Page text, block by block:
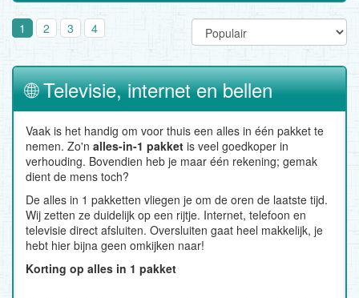
1 2 3 4
🌐 Televisie, internet en bellen
Vaak is het handig om voor thuis een alles in één pakket te
nemen. Zo'n alles-in-1 pakket is veel goedkoper in
verhouding. Bovendien heb je maar één rekening; gemak
dient de mens toch?
De alles in 1 pakketten vliegen je om de oren de laatste tijd.
Wij zetten ze duidelijk op een rijtje. Internet, telefoon en
televisie direct afsluiten. Oversluiten gaat heel makkelijk, je
hebt hier bijna geen omkijken naar!
Korting op alles in 1 pakket